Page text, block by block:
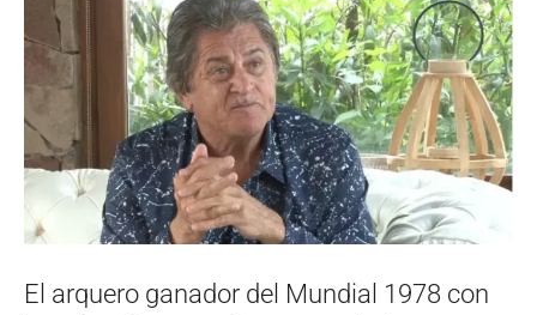
El arquero ganador del Mundial 1978 con